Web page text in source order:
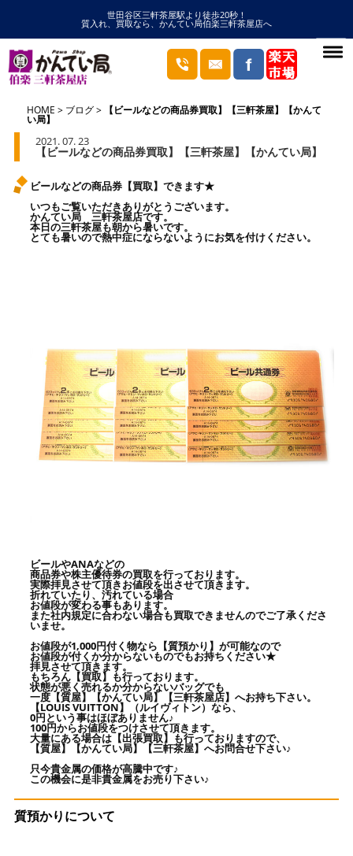
世田谷区三軒茶屋駅より徒歩20秒！
質入れ、買取なら、かんてい局伯楽三軒茶屋店へ
HOME ブログ 【ビールなどの商品券買取】【三軒茶屋】【かんて
い局】
2021. 07. 23
【ビールなどの商品券買取】【三軒茶屋】【かんてい局】
ビールなどの商品券【買取】できます★
いつもご覧いただきありがとうございます。
かんてい局 三軒茶屋店です。
本日の三軒茶屋も朝から暑いです。
とても暑いので熱中症にならないようにお気を付けください。
ビールやANAなどの
商品券や株主優待券の買取を行っております。
実際拝見させて頂きお値段を出させて頂きます。
折れていたり、汚れている場合
お値段が変わる事もあります。
また社内規定に合わない場合も買取できませんのでご了承くださ
いませ。
お値段が1,000円付く物なら【質預かり】が可能なので
お値段が付くか分からないものでもお持ちください★
拝見させて頂きます。
もちろん【買取】も行っております。
状態が悪く売れるか分からないバッグでも
一度【質屋】【かんてい局】【三軒茶屋店】へお持ち下さい。
【LOUIS VUITTON】（ルイヴィトン）なら、
0円という事はほぼありません♪
100円からお値段をつけさせて頂きます。
大量にある場合は【出張買取】も行っておりますので、
【質屋】【かんてい局】【三軒茶屋】へお問合せ下さい♪
只今貴金属の価格が高騰中です♪
この機会に是非貴金属をお売り下さい♪
質預かりについて